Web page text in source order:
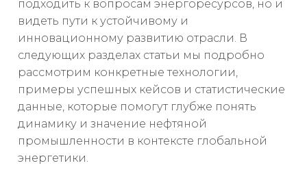
подходить к вопросам энергоресурсов, но и
видеть пути к устойчивому и
инновационному развитию отрасли. В
следующих разделах статьи мы подробно
рассмотрим конкретные технологии,
примеры успешных кейсов и статистические
данные, которые помогут глубже понять
динамику и значение нефтяной
промышленности в контексте глобальной
энергетики.